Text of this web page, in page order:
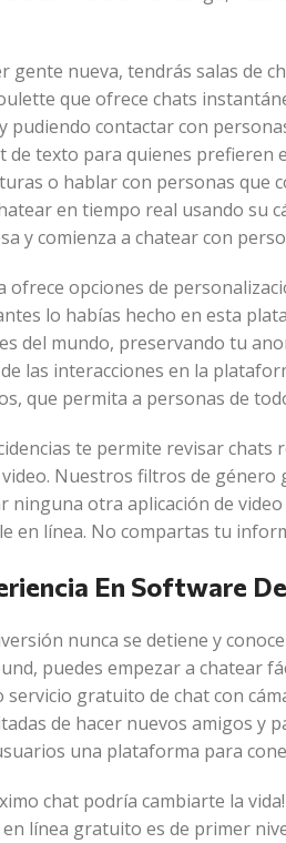
gente nueva, tendrás salas de
que ofrece chats
pudiendo contactar con
de texto para quienes prefieren
o hablar con personas
en tiempo real usando su
y comienza a chatear con
opciones de
lo habías hecho en esta
del mundo, preservando tu
las interacciones en la
que permita a personas de
te permite revisar
Nuestros filtros de
ninguna otra aplicación de
en línea. No compartas tu
En Software
nunca se detiene y
puedes empezar a chatear
gratuito de chat con
de hacer nuevos amigos y
una plataforma para
chat podría cambiarte la
línea gratuito es de primer